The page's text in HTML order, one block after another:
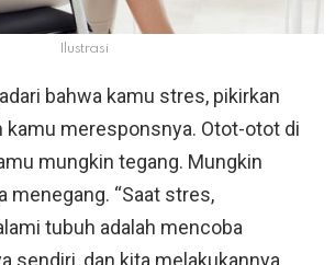
Ilustrasi
bahwa kamu stres, pikirkan
kamu meresponsnya. Otot-otot di
mungkin tegang. Mungkin
menegang. “Saat stres,
tubuh adalah mencoba
sendiri, dan kita melakukannya